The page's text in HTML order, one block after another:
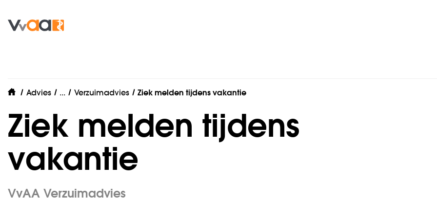
home
Advies ... Werkgeverszaken
Verzuimadvies Ziek melden tijdens vakantie
Ziek melden tijdens
vakantie
VvAA Verzuimadvies